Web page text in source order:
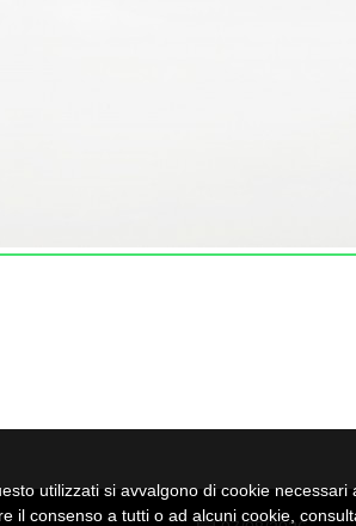
utilizzati si avvalgono di cookie
il consenso a tutti o ad alcuni cookie,